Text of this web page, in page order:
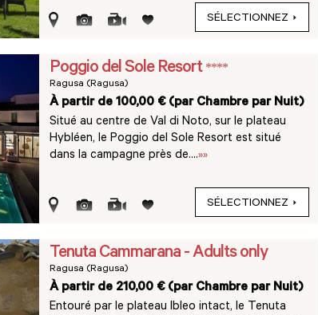
SÉLECTIONNEZ
Poggio del Sole Resort ****
Ragusa (Ragusa)
À partir de 100,00 € (par Chambre par Nuit)
Situé au centre de Val di Noto, sur le plateau
Hybléen, le Poggio del Sole Resort est situé
dans la campagne près de....»»
SÉLECTIONNEZ
Tenuta Cammarana - Adults only
Ragusa (Ragusa)
À partir de 210,00 € (par Chambre par Nuit)
Entouré par le plateau Ibleo intact, le Tenuta